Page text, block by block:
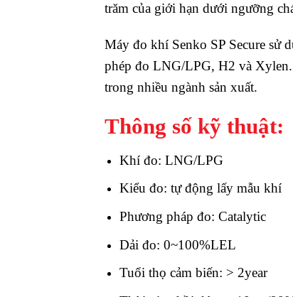
trăm của giới hạn dưới ngưỡng
Máy đo khí Senko SP Secure sử
phép đo LNG/LPG, H2 và
trong nhiều ngành sản xuất.
Thông số kỹ thuật:
Khí đo: LNG/LPG
Kiểu đo: tự động lấy mẫu khí
Phương pháp đo: Catalytic
Dải đo: 0~100%LEL
Tuổi thọ cảm biến: > 2year